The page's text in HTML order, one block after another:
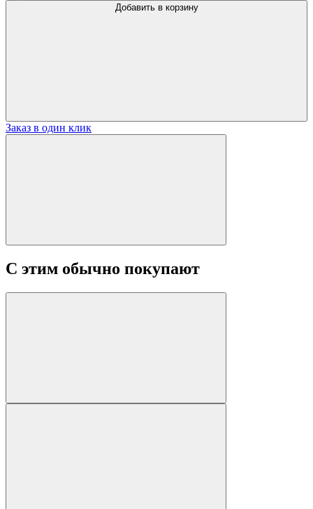
Добавить в корзину
Заказ в один клик
С этим обычно покупают